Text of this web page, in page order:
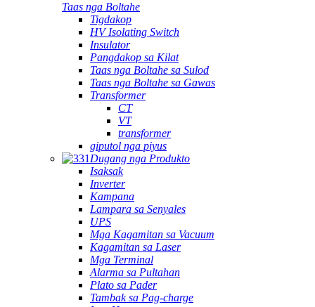
Taas nga Boltahe
Tigdakop
HV Isolating Switch
Insulator
Pangdakop sa Kilat
Taas nga Boltahe sa Sulod
Taas nga Boltahe sa Gawas
Transformer
CT
VT
transformer
giputol nga piyus
Dugang nga Produkto
Isaksak
Inverter
Kampana
Lampara sa Senyales
UPS
Mga Kagamitan sa Vacuum
Kagamitan sa Laser
Mga Terminal
Alarma sa Pultahan
Plato sa Pader
Tambak sa Pag-charge